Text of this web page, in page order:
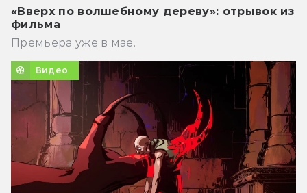
«Вверх по волшебному дереву»: отрывок из
фильма
Премьера уже в мае.
Видео